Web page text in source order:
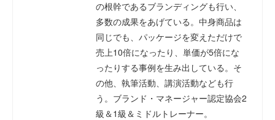
の根幹であるブランディングも行い、
多数の成果をあげている。中身商品は
同じでも、パッケージを変えただけで
売上10倍になったり、単価が5倍にな
ったりする事例を生み出している。そ
の他、執筆活動、講演活動なども行
う。ブランド・マネージャー認定協会2
級＆1級＆ミドルトレーナー。